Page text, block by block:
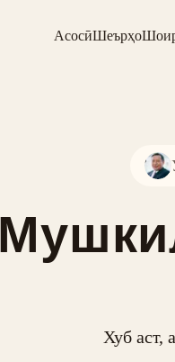
АсосӣШеърҳо
Хуб аст,